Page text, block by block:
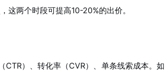
这两个时段可提高10-20%的出价。
CTR）、转化率（CVR）、单条线索成本。如